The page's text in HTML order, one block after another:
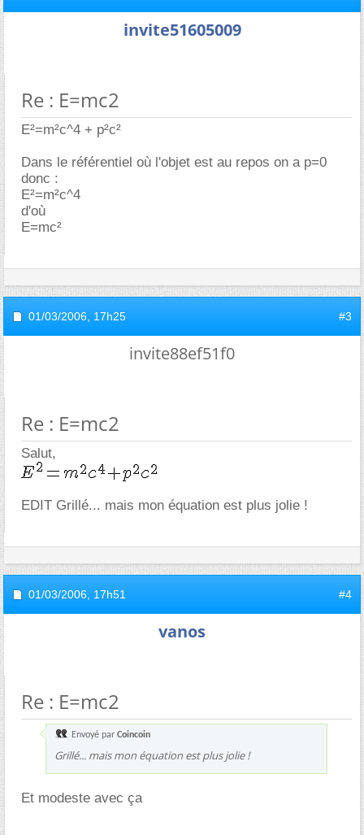
invite51605009
Re : E=mc2
E²=m²c^4 + p²c²
Dans le référentiel où l'objet est au repos on a p=0
donc :
E²=m²c^4
d'où
E=mc²
01/03/2006, 17h25 #3
invite88ef51f0
Re : E=mc2
Salut,
EDIT Grillé... mais mon équation est plus jolie !
01/03/2006, 17h51 #4
vanos
Re : E=mc2
Envoyé par Coincoin
Grillé... mais mon équation est plus jolie !
Et modeste avec ça